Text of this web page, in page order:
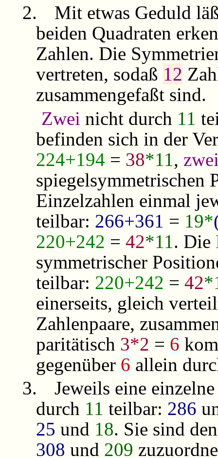
2.
Mit etwas Geduld
beiden Quadraten
Zahlen. Die
vertreten, sodaß 12
zusammengefaßt sind.
Zwei nicht durch 11
befinden sich in der
224+194 = 38*11,
spiegelsymmetrischen
Einzelzahlen einmal
teilbar: 266+361 = 19*
220+242 =42*11. Die
symmetrischer
teilbar: 220+242 =42
einerseits, gleich
Zahlenpaare,
paritätisch 3*2 = 6
gegenüber 6 allein
3.
Jeweils eine
durch 11 teilbar: 286
25 und 18. Sie sind
308 und 209